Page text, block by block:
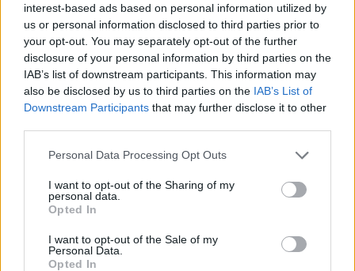
interest-based ads based on personal information utilized by
us or personal information disclosed to third parties prior to
your opt-out. You may separately opt-out of the further
disclosure of your personal information by third parties on the
IAB’s list of downstream participants. This information may
also be disclosed by us to third parties on the IAB’s List of
Downstream Participants that may further disclose it to other
Please note that this website/app uses one or more Google
not limited to your visit or usage behaviour. You may click to
grant or deny consent to Google and its third-party tags to
use your data for below specified purposes in below Google
consent section.
Personal Data Processing Opt Outs
I want to opt-out of the Sharing of my
personal data.
Opted In
I want to opt-out of the Sale of my
Personal Data.
Opted In
Rocko-
14 éve
@Hamster : igen, lehet mondani, hogy "ülj le, egyes!".
:D
nazer
14 éve
nagyon tetszik,köszi ,a 13-as villamossal jártam
suliba a Örsröl....